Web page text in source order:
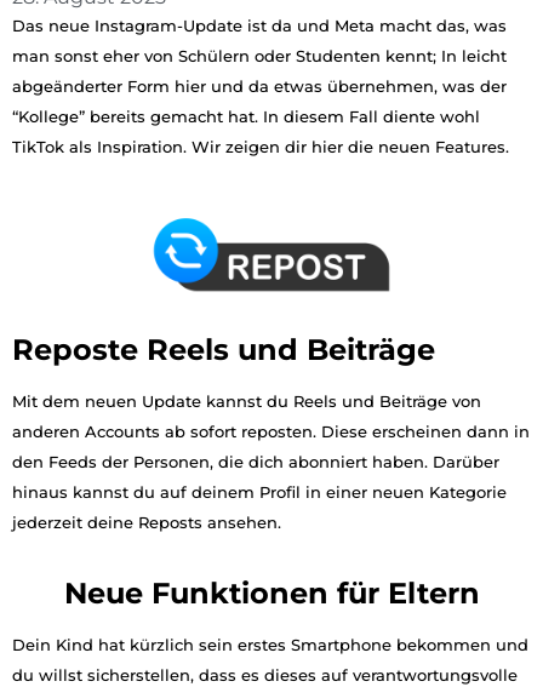
Das neue Instagram-Update ist da und Meta macht das, was
man sonst eher von Schülern oder Studenten kennt; In leicht
abgeänderter Form hier und da etwas übernehmen, was der
“Kollege” bereits gemacht hat. In diesem Fall diente wohl
TikTok als Inspiration. Wir zeigen dir hier die neuen Features.
Reposte Reels und Beiträge
Mit dem neuen Update kannst du Reels und Beiträge von
anderen Accounts ab sofort reposten. Diese erscheinen dann in
den Feeds der Personen, die dich abonniert haben. Darüber
hinaus kannst du auf deinem Profil in einer neuen Kategorie
jederzeit deine Reposts ansehen.
Neue Funktionen für Eltern
Dein Kind hat kürzlich sein erstes Smartphone bekommen und
du willst sicherstellen, dass es dieses auf verantwortungsvolle